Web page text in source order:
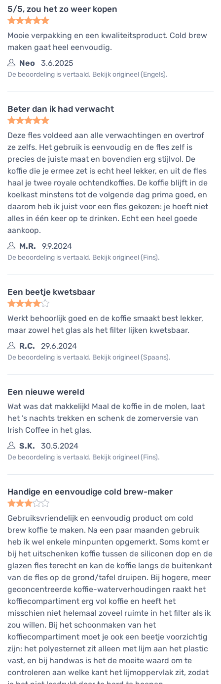
5/5, zou het zo weer kopen
Mooie verpakking en een kwaliteitsproduct. Cold brew
maken gaat heel eenvoudig.
Neo
3.6.2025
De beoordeling is vertaald. Bekijk origineel (Engels).
Beter dan ik had verwacht
Deze fles voldeed aan alle verwachtingen en overtrof
ze zelfs. Het gebruik is eenvoudig en de fles zelf is
precies de juiste maat en bovendien erg stijlvol. De
koffie die je ermee zet is echt heel lekker, en uit de fles
haal je twee royale ochtendkoffies. De koffie blijft in de
koelkast minstens tot de volgende dag prima goed, en
daarom heb ik juist voor een fles gekozen: je hoeft niet
alles in één keer op te drinken. Echt een heel goede
aankoop.
M.R.
9.9.2024
De beoordeling is vertaald. Bekijk origineel (Fins).
Een beetje kwetsbaar
Werkt behoorlijk goed en de koffie smaakt best lekker,
maar zowel het glas als het filter lijken kwetsbaar.
R.C.
29.6.2024
De beoordeling is vertaald. Bekijk origineel (Spaans).
Een nieuwe wereld
Wat was dat makkelijk! Maal de koffie in de molen, laat
het ’s nachts trekken en schenk de zomerversie van
Irish Coffee in het glas.
S.K.
30.5.2024
De beoordeling is vertaald. Bekijk origineel (Fins).
Handige en eenvoudige cold brew-maker
Gebruiksvriendelijk en eenvoudig product om cold
brew koffie te maken. Na een paar maanden gebruik
heb ik wel enkele minpunten opgemerkt. Soms komt er
bij het uitschenken koffie tussen de siliconen dop en de
glazen fles terecht en kan de koffie langs de buitenkant
van de fles op de grond/tafel druipen. Bij hogere, meer
geconcentreerde koffie-waterverhoudingen raakt het
koffiecompartiment erg vol koffie en heeft het
misschien niet helemaal zoveel ruimte in het filter als ik
zou willen. Bij het schoonmaken van het
koffiecompartiment moet je ook een beetje voorzichtig
zijn: het polyesternet zit alleen met lijm aan het plastic
vast, en bij handwas is het de moeite waard om te
controleren aan welke kant het lijmoppervlak zit, zodat